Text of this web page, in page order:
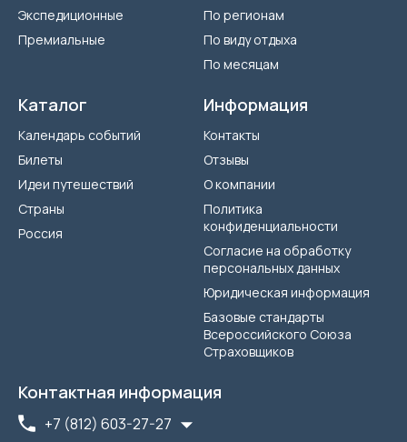
Экспедиционные
Премиальные
По регионам
По виду отдыха
По месяцам
Каталог
Календарь событий
Билеты
Идеи путешествий
Страны
Россия
Информация
Контакты
Отзывы
О компании
Политика
конфиденциальности
Согласие на обработку
персональных данных
Юридическая информация
Базовые стандарты
Всероссийского Союза
Страховщиков
Контактная информация
+7 (812) 603-27-27